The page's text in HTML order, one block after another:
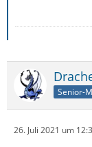
Senior-
26. Juli 2021 um